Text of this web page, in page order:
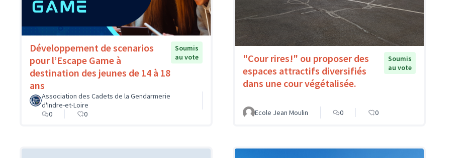
Développement de scenarios
pour l’Escape Game à
destination des jeunes de 14 à 18
ans
Soumis
au vote
Association des Cadets de la Gendarmerie
d'Indre-et-Loire
0
0
"Cour rires!" ou proposer des
espaces attractifs diversifiés
dans une cour végétalisée.
Soumis
au vote
Ecole Jean Moulin 0 0